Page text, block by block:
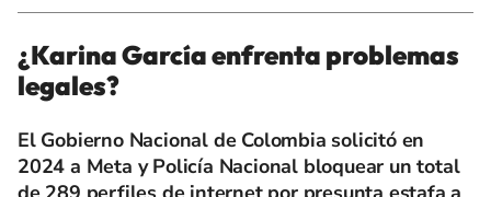
¿Karina García enfrenta problemas
legales?
El Gobierno Nacional de Colombia solicitó en
2024 a Meta y Policía Nacional bloquear un total